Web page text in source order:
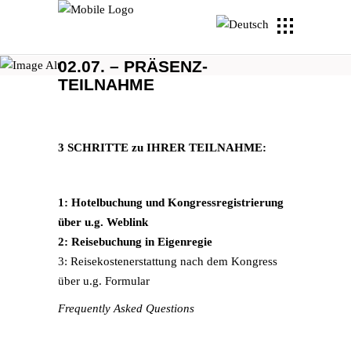
02.07. – PRÄSENZ-
TEILNAHME
3 SCHRITTE zu IHRER TEILNAHME:
1: Hotelbuchung und Kongressregistrierung
über u.g. Weblink
2: Reisebuchung in Eigenregie
3: Reisekostenerstattung nach dem Kongress
über u.g. Formular
Frequently Asked Questions